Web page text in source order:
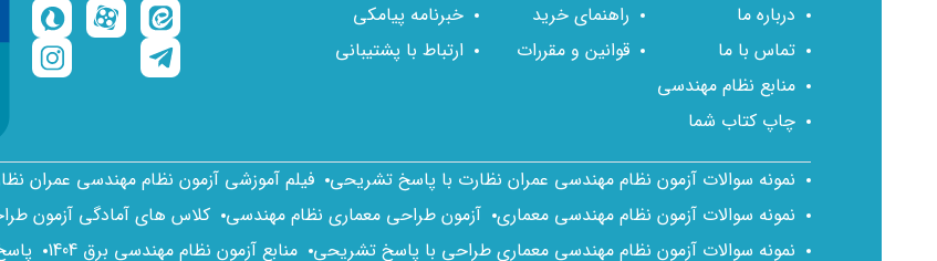
درباره ما
تماس با ما
منابع نظام مهندسی
چاپ کتاب شما
راهنمای خرید
قوانین و مقررات
خبرنامه پیامکی
ارتباط با پشتیبانی
نمونه سوالات آزمون نظام مهندسی عمران نظارت با پاسخ تشریحی فیلم آموزشی آزمون نظام مهندسی عمران
نمونه سوالات آزمون نظام مهندسی معماری آزمون طراحی معماری نظام مهندسی کلاس های آمادگی آزمون
نمونه سوالات آزمون نظام مهندسی معماری طراحی با پاسخ تشریحی منابع آزمون نظام مهندسی برق 1404